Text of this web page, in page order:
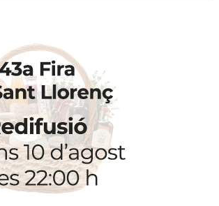
nostre butlletí
seleccionada i enviada directament
Subscriu-te al nostre butlletí i segueix
que importa.
SUBSCRIU-TE